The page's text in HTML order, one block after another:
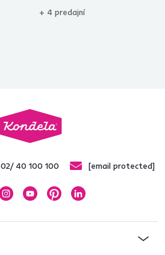
+ 4 predajní
02/ 40 100 100 [email protected]